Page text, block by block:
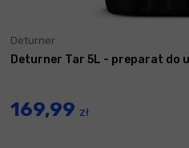
Deturner
Deturner Tar 5L - preparat do
169,99 zł